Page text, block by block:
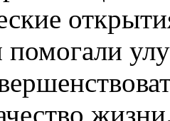
помогали